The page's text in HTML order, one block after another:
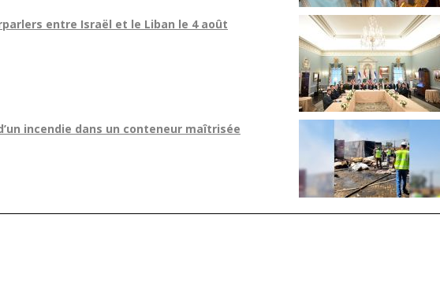
entre Israël et le Liban le 4 août
incendie dans un conteneur maîtrisée